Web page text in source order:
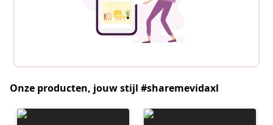
Onze producten, jouw stijl #sharemevidaxl